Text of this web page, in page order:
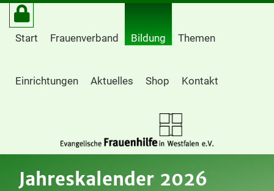
Start Frauenverband Bildung Themen
Einrichtungen Aktuelles Shop Kontakt
Jahreskalender 2026